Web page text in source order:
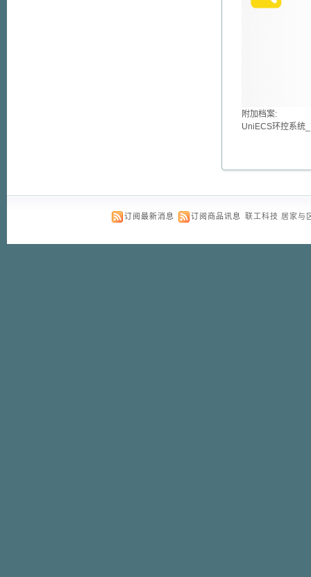
附加档案:
UniECS环控系统
订阅最新消息 订阅商品讯息 联工科技 居家